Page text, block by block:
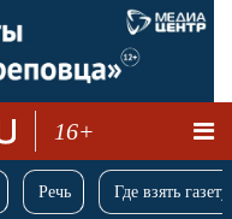
16+
Речь Где взять